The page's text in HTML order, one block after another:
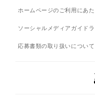
ホームページのご利用にあ
ソーシャルメディアガイド
応募書類の取り扱いについて